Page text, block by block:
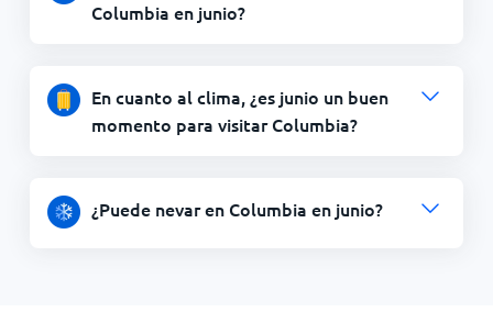
Columbia en junio?
En cuanto al clima, ¿es junio un buen
momento para visitar Columbia?
¿Puede nevar en Columbia en junio?